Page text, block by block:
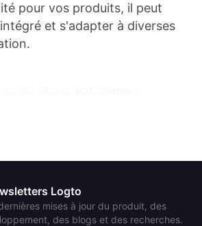
pour vos produits, il peut
et s'adapter à diverses
Logto
mises à jour du produit, des
des blogs et des recherches.